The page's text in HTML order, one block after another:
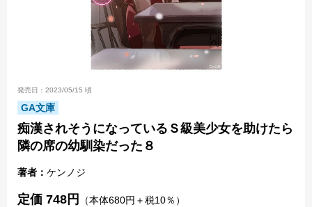
発売日：2023/05/15 頃
GA文庫
痴漢されそうになっているＳ級美少女を助けたら
隣の席の幼馴染だった８
著者： ケンノジ
定価 748円 （本体680円＋税10％）